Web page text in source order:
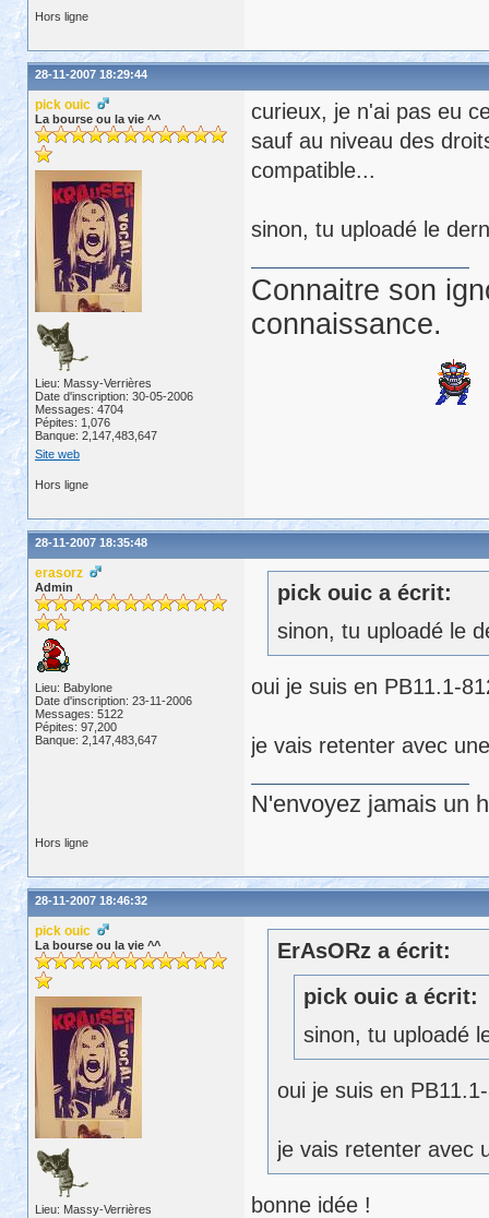
Hors ligne
28-11-2007 18:29:44
pick ouic
La bourse ou la vie ^^
Lieu: Massy-Verrières
Date d'inscription: 30-05-2006
Messages: 4704
Pépites: 1,076
Banque: 2,147,483,647
Site web
curieux, je n'ai pas eu
sauf au niveau des
compatible...
sinon, tu uploadé le
Connaitre son
connaissance.
Hors ligne
28-11-2007 18:35:48
erasorz
Admin
Lieu: Babylone
Date d'inscription: 23-11-2006
Messages: 5122
Pépites: 97,200
Banque: 2,147,483,647
pick ouic a écrit:
sinon, tu uploadé le
oui je suis en PB11.1-
je vais retenter avec
N'envoyez jamais un
Hors ligne
28-11-2007 18:46:32
pick ouic
La bourse ou la vie ^^
Lieu: Massy-Verrières
ErAsORz a écrit:
pick ouic a écrit:
sinon, tu uploadé
oui je suis en
je vais retenter avec
bonne idée !